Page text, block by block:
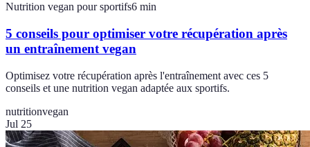
Nutrition vegan pour sportifs6 min
5 conseils pour optimiser votre récupération après
un entraînement vegan
Optimisez votre récupération après l'entraînement avec ces 5
conseils et une nutrition vegan adaptée aux sportifs.
nutritionvegan
Jul 25